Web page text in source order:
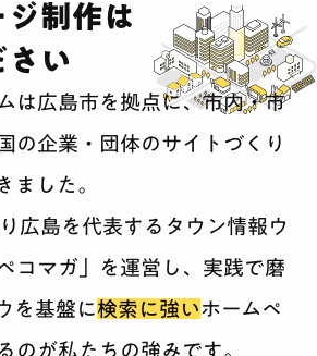
制作は
さい
は広島市を拠点に、市内・市
の企業・団体のサイトづくり
ました。
広島を代表するタウン情報ウ
コマガ」を運営し、実践で磨
を基盤に検索に強いホームペ
のが私たちの強みです。